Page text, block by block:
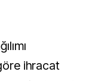
ihracat